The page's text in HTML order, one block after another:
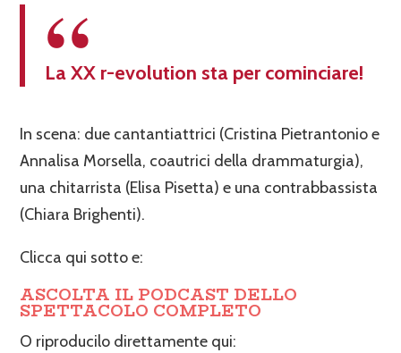
La XX r-evolution sta per cominciare!
In scena: due cantantiattrici (Cristina Pietrantonio e
Annalisa Morsella, coautrici della drammaturgia),
una chitarrista (Elisa Pisetta) e una contrabbassista
(Chiara Brighenti).
Clicca qui sotto e:
ASCOLTA IL PODCAST DELLO
SPETTACOLO COMPLETO
O riproducilo direttamente qui: